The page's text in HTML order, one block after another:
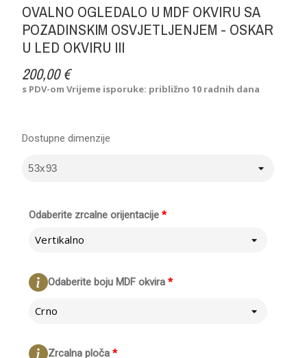
OVALNO OGLEDALO U MDF OKVIRU SA
POZADINSKIM OSVJETLJENJEM - OSKAR
U LED OKVIRU III
200,00 €
s PDV-omVrijeme isporuke: približno 10 radnih dana
*
Odaberite zrcalne orijentacije
Vertikalno
*
Odaberite boju MDF okvira
Crno
*
Zrcalna ploča
Dostupne dimenzije